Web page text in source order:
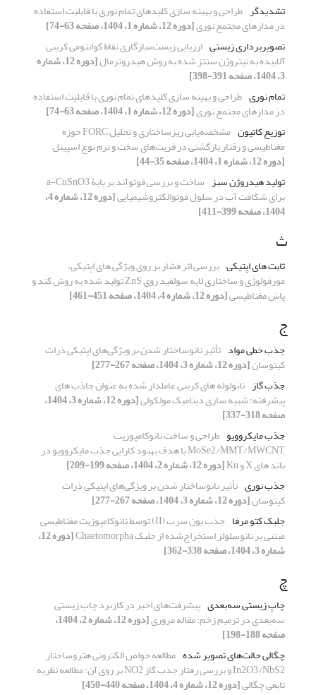
تشدیدگر طراحی و بهینه سازی کلیدهای تمام نوری با قابلیت استفاده
در مدارهای مجتمع نوری[دوره 12، شماره 1، 1404، صفحه 63-74]
تصویربرداری زیستی ارزیابی زیست‌سازگاری نقاط کوانتومی کربنی
آلاییده به نیتروژن سنتز شده به روش هیدروترمال [دوره 12، شماره
3، 1404، صفحه 391-398]
تمام نوری طراحی و بهینه سازی کلیدهای تمام نوری با قابلیت استفاده
در مدارهای مجتمع نوری[دوره 12، شماره 1، 1404، صفحه 63-74]
توزیع کاتیون
مشخصه‌یابی ریزساختاری و تحلیل FORC حوزه
مغناطیسی و رفتار بازگشتی در فریت‌های سخت و نرم نوع اسپینل
[دوره 12، شماره 1، 1404، صفحه 35-44]
تولید هیدروژن سبز
ساخت و بررسی فوتوآند بر پایۀ a-CuSnO3
برای شکافت آب در سلول فوتوالکتروشیمیایی [دوره 12، شماره 4،
1404، صفحه 399-411]
ث
ثابت های اپتیکی بررسی اثر فشار بر روی ویژگی های اپتیکی،
مورفولوژی و ساختاری لایه سولفید روی ZnS تولید شده به روش کند و
پاش مغناطیسی[دوره 12، شماره 4، 1404، صفحه 451-461]
ج
جذب خطی مواد تأثیر نانوساختار شدن بر ویژگی‌های اپتیکی ذرات
کیتوسان[دوره 12، شماره 3، 1404، صفحه 267-277]
جذب گاز نانولوله های کربنی عاملدار شده به عنوان جاذب های
پیشرفته: شبیه سازی دینامیک مولکولی [دوره 12، شماره 3، 1404،
صفحه 318-337]
جذب مایکروویو طراحی و ساخت نانوکامپوزیت
MoSe2/MMT/MWCNT با هدف بهبود کارایی جذب مایکروویو در
باند های X و Ku
[دوره 12، شماره 2، 1404، صفحه 199-209]
جذب نوری تأثیر نانوساختار شدن بر ویژگی‌های اپتیکی ذرات
کیتوسان[دوره 12، شماره 3، 1404، صفحه 267-277]
جلبک کتو مرفا
جذب یون سرب (II) توسط نانوکامپوزیت مغناطیسی
مبتنی بر نانوسلولز استخراج‌شده از جلبک Chaetomorpha [دوره 12،
شماره 3، 1404، صفحه 338-362]
چ
چاپ زیستی سه‌بعدی پیشرفت‌های اخیر در کاربرد چاپ زیستی
سه‌بعدی در ترمیم زخم: مقاله مروری [دوره 12، شماره 2، 1404،
صفحه 188-198]
چگالی حالت‌های تصویر شده مطالعه خواص الکترونی هتروساختار
In2O3/NbS2 و بررسی رفتار جذب گاز NO2 بر روی آن: مطالعه نظریه
تابعی چگالی[دوره 12، شماره 4، 1404، صفحه 440-450]